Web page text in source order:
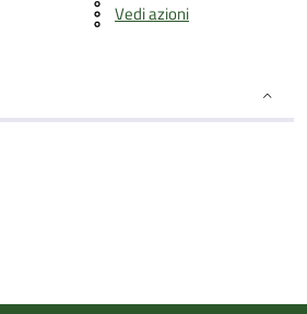
Vedi azioni